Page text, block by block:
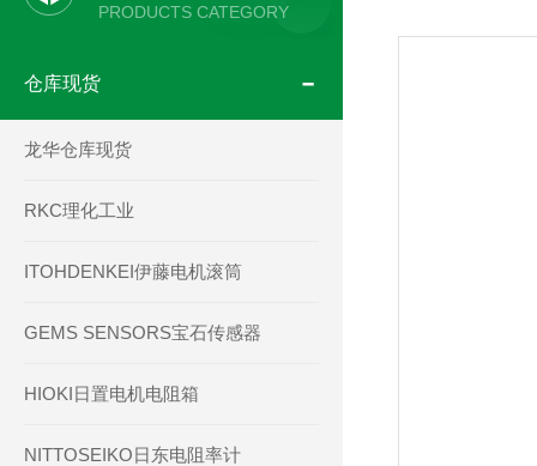
PRODUCTS CATEGORY
仓库现货
龙华仓库现货
RKC理化工业
ITOHDENKEI伊藤电机滚筒
GEMS SENSORS宝石传感器
HIOKI日置电机电阻箱
NITTOSEIKO日东电阻率计